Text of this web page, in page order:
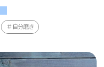
自分磨き